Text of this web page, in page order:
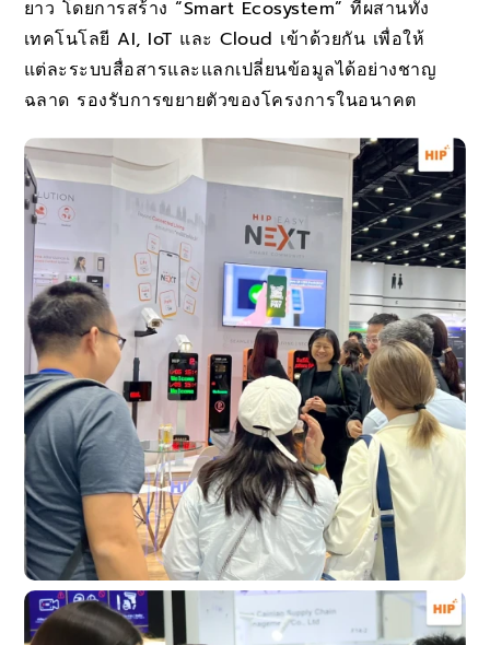
ยาว โดยการสร้าง “Smart Ecosystem” ที่ผสานทั้ง
เทคโนโลยี AI, IoT และ Cloud เข้าด้วยกัน เพื่อให้
แต่ละระบบสื่อสารและแลกเปลี่ยนข้อมูลได้อย่างชาญ
ฉลาด รองรับการขยายตัวของโครงการในอนาคต